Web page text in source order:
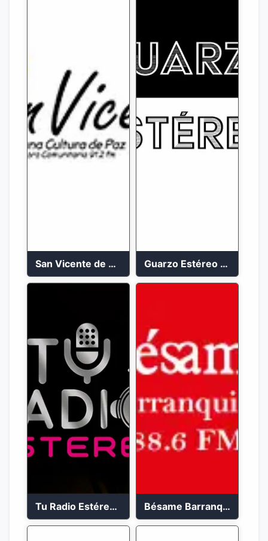
San Vicente de Chucuri 91.2 FM Guarzo Estéreo 24/7
Tu Radio Estéreo 24/7 Bésame Barranquilla en vivo 88.6 FM